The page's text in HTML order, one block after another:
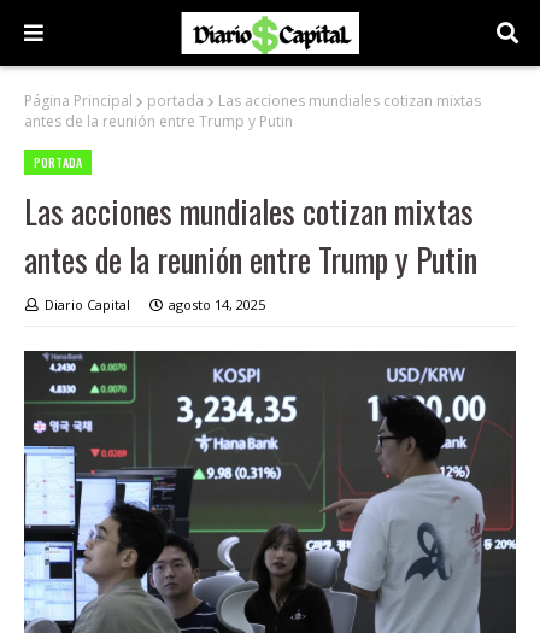
Página Principal portada
Las acciones mundiales cotizan mixtas
antes de la reunión entre Trump y Putin
PORTADA
Las acciones mundiales cotizan mixtas
antes de la reunión entre Trump y Putin
Diario Capital agosto 14, 2025